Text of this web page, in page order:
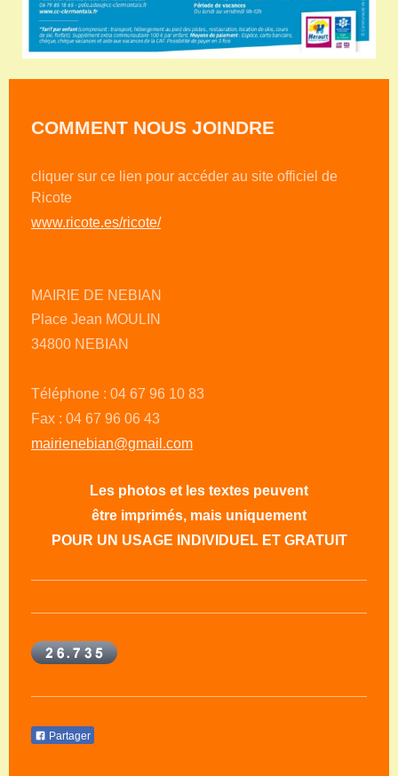
COMMENT NOUS JOINDRE
cliquer sur ce lien pour accéder au site officiel de
Ricote
www.ricote.es/ricote/
MAIRIE DE NEBIAN
Place Jean MOULIN
34800 NEBIAN
Téléphone : 04 67 96 10 83
Fax : 04 67 96 06 43
mairienebian@gmail.com
Les photos et les textes peuvent
être imprimés, mais uniquement
POUR UN USAGE INDIVIDUEL ET GRATUIT
Partager